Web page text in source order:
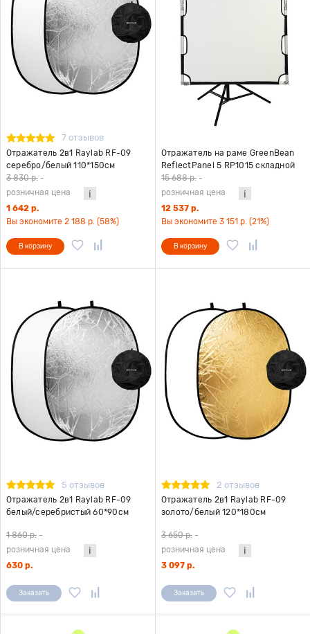
7 отзывов
Отражатель 2в1 Raylab RF-09
серебро/белый 110*150см
3 830 р. -
розничная цена
1 642 р.
Вы экономите 2 188 р. (58%)
В корзину
Отражатель на раме GreenBean
ReflectPanel 5 RP1015 складной
15 688 р. -
розничная цена
12 537 р.
Вы экономите 3 151 р. (21%)
В корзину
5 отзывов
Отражатель 2в1 Raylab RF-09
белый/серебристый 60*90см
1 860 р. -
розничная цена
630 р.
Заказать
2 отзывов
Отражатель 2в1 Raylab RF-09
золото/белый 120*180см
3 650 р. -
розничная цена
3 097 р.
Заказать